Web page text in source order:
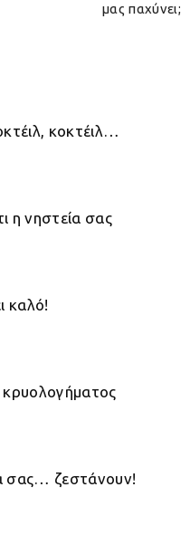
μας παχύνει;
κοκτέιλ…
η νηστεία σας
καλό!
σας… ζεστάνουν!